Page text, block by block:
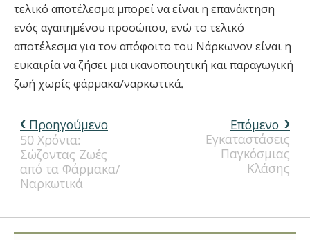
τελικό αποτέλεσμα μπορεί να είναι η επανάκτηση
ενός αγαπημένου προσώπου, ενώ το τελικό
αποτέλεσμα για τον απόφοιτο του Νάρκωνον είναι η
ευκαιρία να ζήσει μια ικανοποιητική και παραγωγική
ζωή χωρίς φάρμακα/ναρκωτικά.
Επόμενο
Εγκαταστάσεις
Παγκόσμιας
Κλάσης
Προηγούμενο
50 Χρόνια:
Σώζοντας Ζωές
από τα Φάρμακα/
Ναρκωτικά